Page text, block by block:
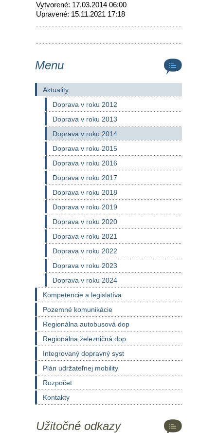
Vytvorené: 17.03.2014 06:00
Upravené: 15.11.2021 17:18
Menu
Aktuality
Doprava v roku 2012
Doprava v roku 2013
Doprava v roku 2014
Doprava v roku 2015
Doprava v roku 2016
Doprava v roku 2017
Doprava v roku 2018
Doprava v roku 2019
Doprava v roku 2020
Doprava v roku 2021
Doprava v roku 2022
Doprava v roku 2023
Doprava v roku 2024
Kompetencie a legislatíva
Pozemné komunikácie
Regionálna autobusová dop
Regionálna železničná dop
Integrovaný dopravný syst
Plán udržateľnej mobility
Rozpočet
Kontakty
Užitočné odkazy